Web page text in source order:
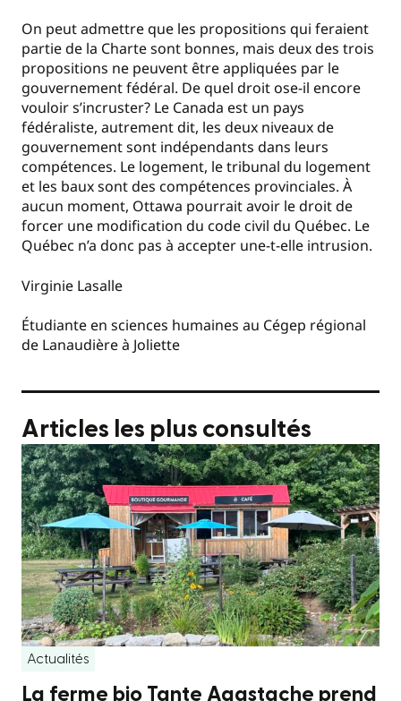
On peut admettre que les propositions qui feraient
partie de la Charte sont bonnes, mais deux des trois
propositions ne peuvent être appliquées par le
gouvernement fédéral. De quel droit ose-il encore
vouloir s’incruster? Le Canada est un pays
fédéraliste, autrement dit, les deux niveaux de
gouvernement sont indépendants dans leurs
compétences. Le logement, le tribunal du logement
et les baux sont des compétences provinciales. À
aucun moment, Ottawa pourrait avoir le droit de
forcer une modification du code civil du Québec. Le
Québec n’a donc pas à accepter une-t-elle intrusion.
Virginie Lasalle
Étudiante en sciences humaines au Cégep régional
de Lanaudière à Joliette
Articles les plus consultés
Actualités
La ferme bio Tante Agastache prend